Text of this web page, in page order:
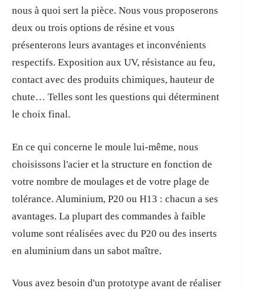
nous à quoi sert la pièce. Nous vous proposerons
deux ou trois options de résine et vous
présenterons leurs avantages et inconvénients
respectifs. Exposition aux UV, résistance au feu,
contact avec des produits chimiques, hauteur de
chute… Telles sont les questions qui déterminent
le choix final.
En ce qui concerne le moule lui-même, nous
choisissons l'acier et la structure en fonction de
votre nombre de moulages et de votre plage de
tolérance. Aluminium, P20 ou H13 : chacun a ses
avantages. La plupart des commandes à faible
volume sont réalisées avec du P20 ou des inserts
en aluminium dans un sabot maître.
Vous avez besoin d'un prototype avant de réaliser